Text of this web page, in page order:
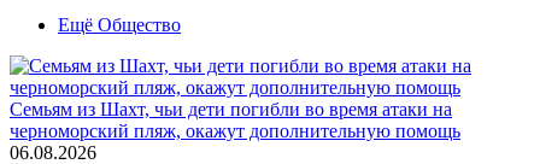
Ещё Общество
Семьям из Шахт, чьи дети погибли во время атаки на
черноморский пляж, окажут дополнительную помощь
06.08.2026